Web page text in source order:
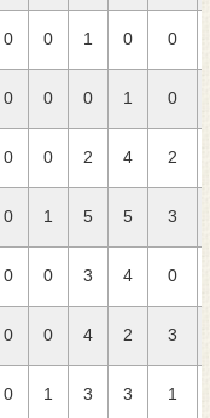
0 0 1 0 0
0 0 0 1 0
0 0 2 4 2
0 1 5 5 3
0 0 3 4 0
0 0 4 2 3
0 1 3 3 1